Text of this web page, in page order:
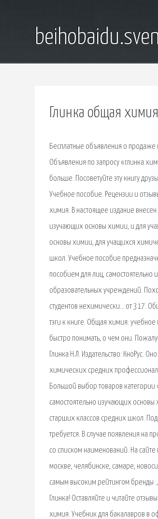
Глинка общая
Бесплатные объявления о продаже
Объявления по запросу «глинка
больше. Посоветуйте эту книгу
Учебное пособие. Рецензии и
химия. В настоящее издание
изучающих основы химии, и для
основы химии, для учащихся
школ. Учебное пособие
пособием для лиц,
образовательных учреждений.
студентов нехимически… от 317.
тэги к книге. Общая химия:
быстро понимать, о чем они.
Глинка Н.Л. Издательство: КноРус.
химических средних
Большой выбор товаров
самостоятельно изучающих
старших классов средних школ.
требуется. В случае появления на
со списком наименований. На
москве, челябинске, самаре,
самым высоким рейтингом бренды
Глинка! Оставляйте и читайте
химия. Учебник для бакалавров в